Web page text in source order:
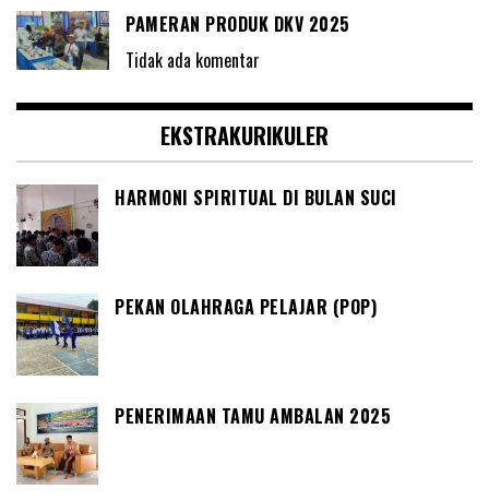
PAMERAN PRODUK DKV 2025
Tidak ada komentar
EKSTRAKURIKULER
HARMONI SPIRITUAL DI BULAN SUCI
PEKAN OLAHRAGA PELAJAR (POP)
PENERIMAAN TAMU AMBALAN 2025